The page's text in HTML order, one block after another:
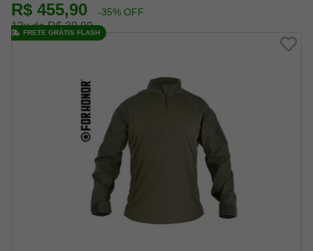
R$ 455,90 -35% OFF
12x de R$ 39,99
FRETE GRÁTIS FLASH